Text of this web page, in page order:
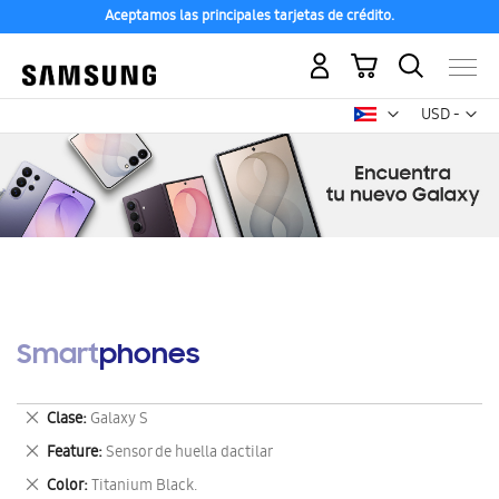
Aceptamos las principales tarjetas de crédito.
USD -
dólar
Mi carrito
Smartphones
Clase Galaxy S
Eliminar
este
artículo
Feature Sensor de huella dactilar
Eliminar
este
Color Titanium Black.
Eliminar